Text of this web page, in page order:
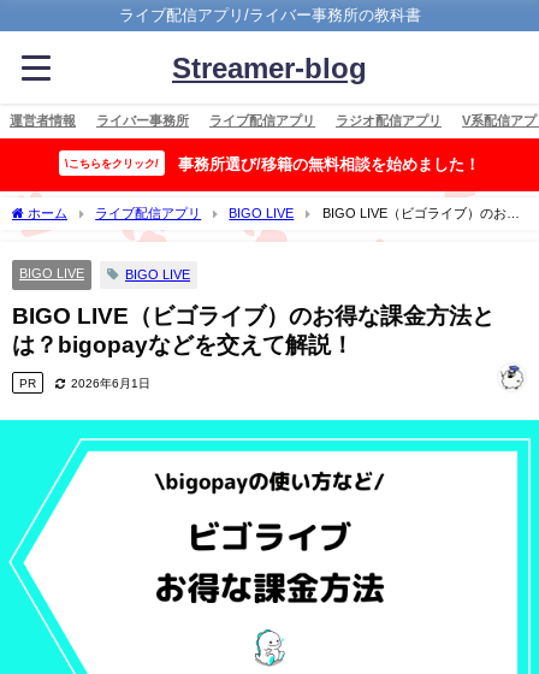
ライブ配信アプリ/ライバー事務所の教科書
Streamer-blog
運営者情報 ライバー事務所 ライブ配信アプリ ラジオ配信アプリ V系配信アプ
\こちらをクリック/ 事務所選び/移籍の無料相談を始めました！
ホーム ライブ配信アプリ BIGO LIVE
BIGO LIVE（ビゴライブ）のお得
な課金方法とは？bigopayなどを交えて解説！
BIGO LIVE BIGO LIVE
BIGO LIVE（ビゴライブ）のお得な課金方法と
は？bigopayなどを交えて解説！
PR 2026年6月1日